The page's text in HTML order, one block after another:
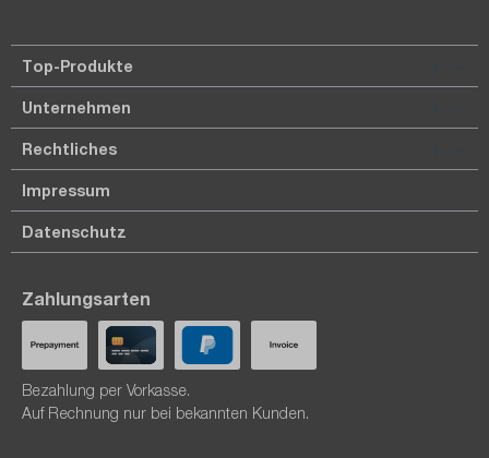
Top-Produkte
Unternehmen
Rechtliches
Impressum
Datenschutz
Zahlungsarten
Bezahlung per Vorkasse.
Auf Rechnung nur bei bekannten Kunden.